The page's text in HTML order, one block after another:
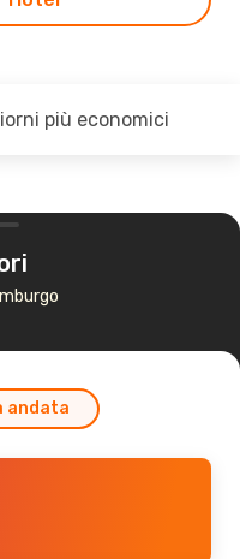
più economici
andata